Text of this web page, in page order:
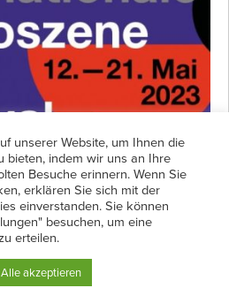
FESTIVAL 2023
Programm des Photoszene-
vom 12.–21. Mai 2023 in Köln
Die Eröffnung des
Festivals...
GmbH. All rights
reserved.
Nach oben
Shop
Zahlungsarten
Datenschutz
Anmeldung
Mein Account
vergessen
unserer Website, um Ihnen die
bieten, indem wir uns an Ihre
Besuche erinnern. Wenn Sie
erklären Sie sich mit der
einverstanden. Sie können
besuchen, um eine
erteilen.
Alle akzeptieren